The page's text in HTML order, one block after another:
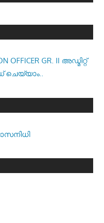
OFFICER GR. II അഡ്മിറ്റ്